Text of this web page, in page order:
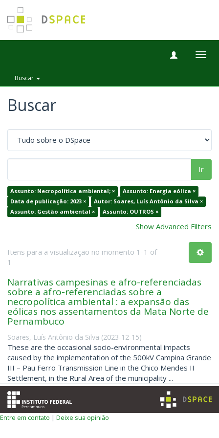
Buscar
Buscar
Ir
Assunto: Necropolítica ambiental; ×
Assunto: Energia eólica ×
Data de publicação: 2023 ×
Autor: Soares, Luís Antônio da Silva ×
Assunto: Gestão ambiental ×
Assunto: OUTROS ×
Show Advanced Filters
Itens para a visualização no momento 1-1 of
1
Narrativas campesinas e afro-referenciadas
sobre a afro-referenciadas sobre a
necropolítica ambiental : a expansão das
eólicas nos assentamentos da Mata Norte de
Pernambuco
Soares, Luís Antônio da Silva (2023-12-15)
These are the occasional socio-environmental impacts
caused by the implementation of the 500kV Campina Grande
III – Pau Ferro Transmission Line in the Chico Mendes II
Settlement, in the Rural Area of the municipality ...
Entre em contato | Deixe sua opinião